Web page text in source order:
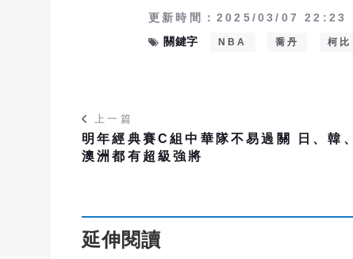
更新時間：2025/03/07 22:23
關鍵字
NBA 喬丹 柯比
上一篇
明年經典賽C組中華隊不易過關 日、韓、
澳洲都有超級強將
延伸閱讀